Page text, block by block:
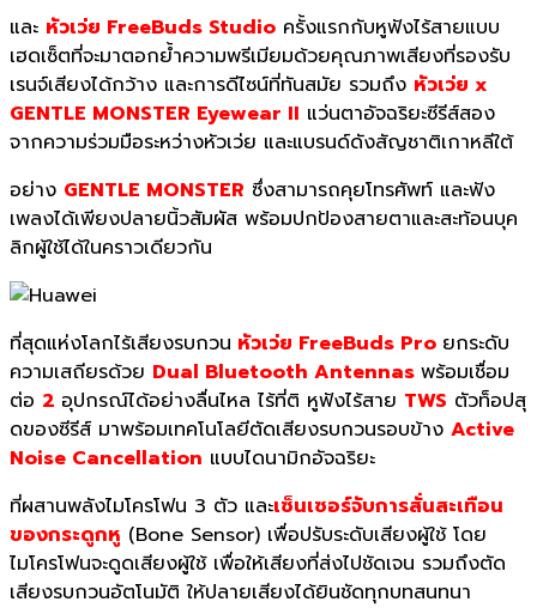
และ หัวเว่ย FreeBuds Studio ครั้งแรกกับหูฟังไร้สายแบบ
เฮดเซ็ตที่จะมาตอกย้ำความพรีเมียมด้วยคุณภาพเสียงที่รองรับ
เรนจ์เสียงได้กว้าง และการดีไซน์ที่ทันสมัย รวมถึง หัวเว่ย x
GENTLE MONSTER Eyewear II แว่นตาอัจฉริยะซีรีส์สอง
จากความร่วมมือระหว่างหัวเว่ย และแบรนด์ดังสัญชาติเกาหลีใต้
อย่าง GENTLE MONSTER ซึ่งสามารถคุยโทรศัพท์ และฟัง
เพลงได้เพียงปลายนิ้วสัมผัส พร้อมปกป้องสายตาและสะท้อนบุค
ลิกผู้ใช้ได้ในคราวเดียวกัน
ที่สุดแห่งโลกไร้เสียงรบกวน หัวเว่ย FreeBuds Pro ยกระดับ
ความเสถียรด้วย Dual Bluetooth Antennas พร้อมเชื่อม
ต่อ 2 อุปกรณ์ได้อย่างลื่นไหล ไร้ที่ติ หูฟังไร้สาย TWS ตัวท็อปสุ
ดของซีรีส์ มาพร้อมเทคโนโลยีตัดเสียงรบกวนรอบข้าง Active
Noise Cancellation แบบไดนามิกอัจฉริยะ
ที่ผสานพลังไมโครโฟน 3 ตัว และเซ็นเซอร์จับการสั่นสะเทือน
ของกระดูกหู (Bone Sensor) เพื่อปรับระดับเสียงผู้ใช้ โดย
ไมโครโฟนจะดูดเสียงผู้ใช้ เพื่อให้เสียงที่ส่งไปชัดเจน รวมถึงตัด
เสียงรบกวนอัตโนมัติ ให้ปลายเสียงได้ยินชัดทุกบทสนทนา